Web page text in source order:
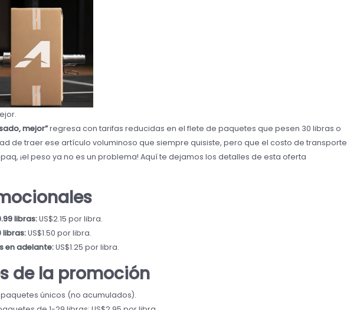
mejor”regresa con tarifas reducidas en el flete de paquetes que pesen 30 libras o
de traer ese artículo voluminoso que siempre quisiste, pero que el costo de transporte
¡el peso ya no es un problema! Aquí te dejamos los detalles de esta oferta
libras:US$2.15 por libra.
libras:US$1.50 por libra.
en adelante:US$1.25 por libra.
de la promoción
únicos (no acumulados).